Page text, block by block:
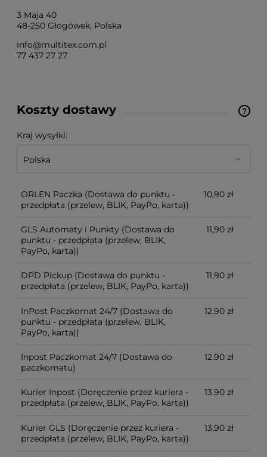
3 Maja 40
48-250 Głogówek, Polska
info@multitex.com.pl
77 437 27 27
Koszty dostawy
Cena nie zawiera ewentualnych kosztów płatności
Kraj wysyłki:
ORLEN Paczka (Dostawa do punktu -
przedpłata (przelew, BLIK, PayPo, karta))
10,90 zł
GLS Automaty i Punkty (Dostawa do
punktu - przedpłata (przelew, BLIK,
PayPo, karta))
11,90 zł
DPD Pickup (Dostawa do punktu -
przedpłata (przelew, BLIK, PayPo, karta))
11,90 zł
InPost Paczkomat 24/7 (Dostawa do
punktu - przedpłata (przelew, BLIK,
PayPo, karta))
12,90 zł
Inpost Paczkomat 24/7 (Dostawa do
paczkomatu)
12,90 zł
Kurier Inpost (Doręczenie przez kuriera -
przedpłata (przelew, BLIK, PayPo, karta))
13,90 zł
Kurier GLS (Doręczenie przez kuriera -
przedpłata (przelew, BLIK, PayPo, karta))
13,90 zł